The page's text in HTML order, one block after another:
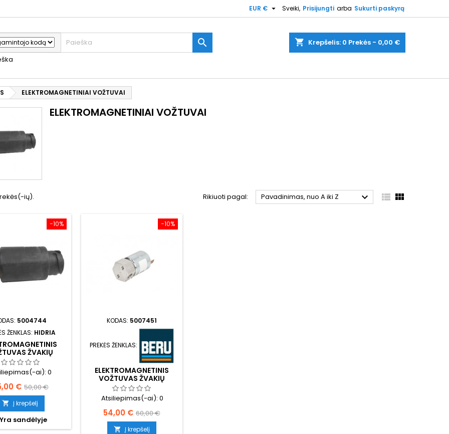
Sveiki, Prisijungti arba Sukurti paskyrą
EUR € 
shopping_cart Krepšelis: 0 Prekės - 0,00 €

ELEKTROMAGNETINIAI VOŽTUVAI
ELEKTROMAGNETINIAI VOŽTUVAI
ių). Rikiuoti pagal: Pavadinimas, nuo A iki Z   
−10%
5004744
ŽENKLAS: HIDRIA
ŽVAKIŲ
KAITINIMO
ai):0
€ Bazinė
kaina
50,00 €
 Į krepšelį
Yra sandėlyje
−10%
KODAS: 5007451
PREKĖS ŽENKLAS:
ELEKTROMAGNETINIS
VOŽTUVAS ŽVAKIŲ
KAITINIMO
Atsiliepimas(-ai): 0
Kaina
54,00 € Bazinė
kaina
60,00 €
 Į krepšelį